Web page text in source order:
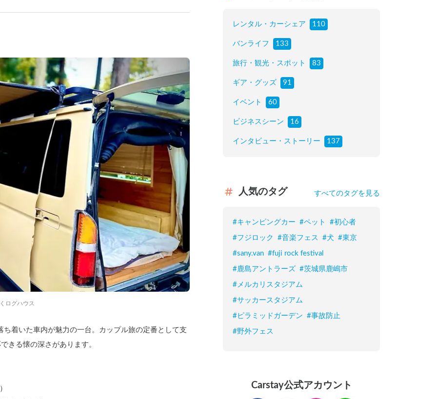
ログハウス
着いた車内が魅力の一台。カップル旅の定番として支
きる懐の深さがあります。
レンタル・カーシェア 110
バンライフ 133
旅行・観光・スポット 83
ギア・グッズ 91
イベント 60
ビジネスシーン 16
インタビュー・ストーリー 137
人気のタグ すべてのタグを見る
#キャンピングカー #ペット #初心者
#フジロック #音楽フェス #犬 #東京
#sany.van #fuji rock festival
#鹿島アントラーズ #茨城県鹿嶋市
#メルカリスタジアム
#サッカースタジアム
#ピラミッドガーデン #事故防止
#野外フェス
Carstay公式アカウント